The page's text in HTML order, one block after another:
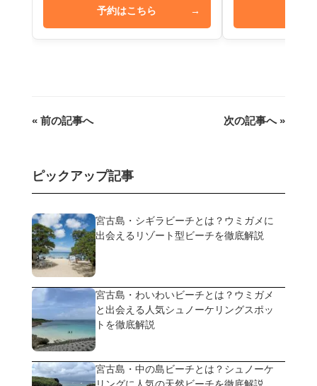
予約はこちら →
« 前の記事へ 次の記事へ »
ピックアップ記事
宮古島・シギラビーチとは？ウミガメに
出会えるリゾート型ビーチを徹底解説
宮古島・わいわいビーチとは？ウミガメ
と出会える人気シュノーケリングスポッ
トを徹底解説
宮古島・中の島ビーチとは？シュノーケ